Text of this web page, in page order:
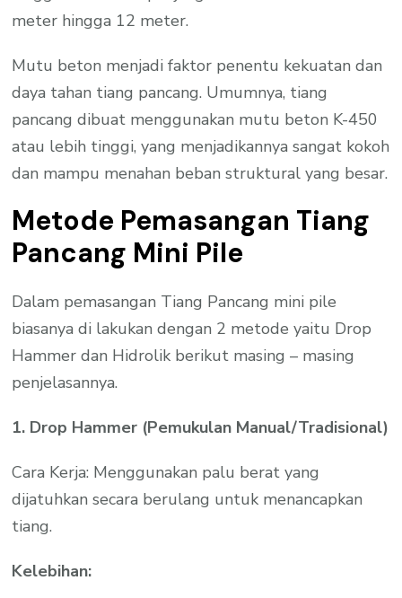
meter hingga 12 meter.
Mutu beton menjadi faktor penentu kekuatan dan
daya tahan tiang pancang. Umumnya, tiang
pancang dibuat menggunakan mutu beton K-450
atau lebih tinggi, yang menjadikannya sangat kokoh
dan mampu menahan beban struktural yang besar.
Metode Pemasangan Tiang
Pancang Mini Pile
Dalam pemasangan Tiang Pancang mini pile
biasanya di lakukan dengan 2 metode yaitu Drop
Hammer dan Hidrolik berikut masing – masing
penjelasannya.
1. Drop Hammer (Pemukulan Manual/Tradisional)
Cara Kerja: Menggunakan palu berat yang
dijatuhkan secara berulang untuk menancapkan
tiang.
Kelebihan: